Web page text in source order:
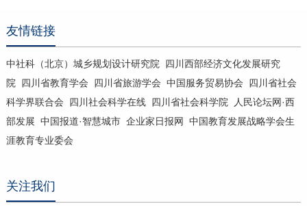
友情链接
中社科（北京）城乡规划设计研究院
四川西部经济文化发展研究
院
四川省教育学会 四川省旅游学会 中国服务贸易协会
四川省社会
科学界联合会
四川社会科学在线 四川省社会科学院
人民论坛网·西
部发展 中国报道·智慧城市 企业家日报网
中国教育发展战略学会生
涯教育专业委会
关注我们